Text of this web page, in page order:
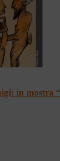
in mostra